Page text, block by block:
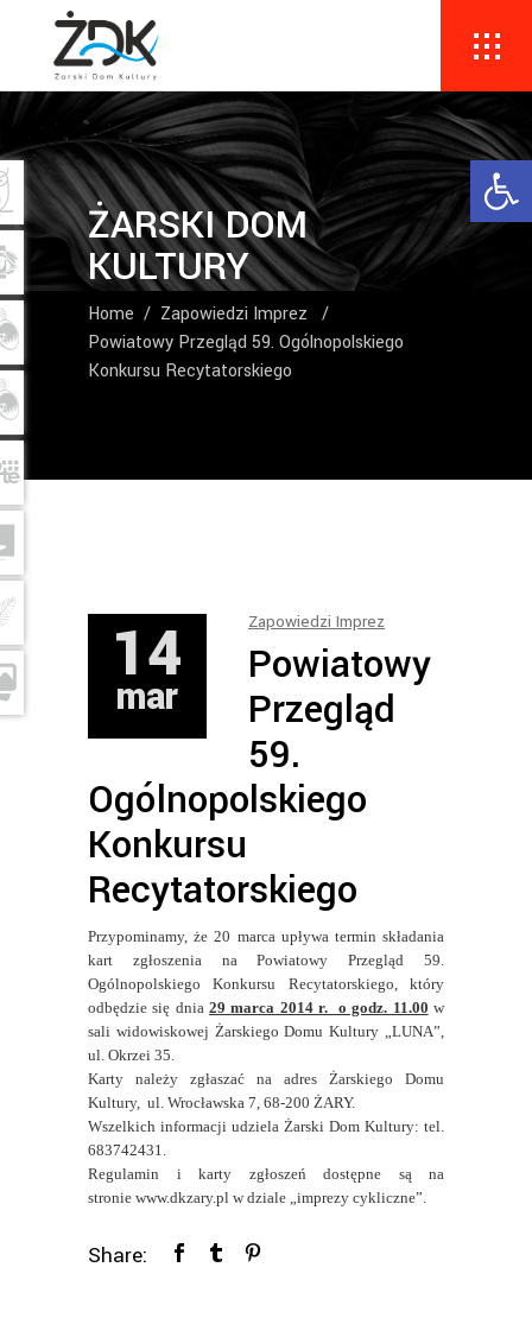
ŻARSKI DOM
KULTURY
Home / Zapowiedzi Imprez
/
Powiatowy Przegląd 59. Ogólnopolskiego
Konkursu Recytatorskiego
14
mar
Zapowiedzi Imprez
Powiatowy
Przegląd
59.
Ogólnopolskiego
Konkursu
Recytatorskiego
Przypominamy, że 20 marca upływa termin składania
kart zgłoszenia na Powiatowy Przegląd 59.
Ogólnopolskiego Konkursu Recytatorskiego, który
odbędzie się dnia29 marca 2014 r. o godz. 11.00 w
sali widowiskowej Żarskiego Domu Kultury „LUNA”,
ul. Okrzei 35.
Karty należy zgłaszać na adres Żarskiego Domu
Kultury, ul. Wrocławska 7, 68-200 ŻARY.
Wszelkich informacji udziela Żarski Dom Kultury: tel.
683742431.
Regulamin i karty zgłoszeń dostępne są na
stronie www.dkzary.pl w dziale „imprezy cykliczne”.
Share: